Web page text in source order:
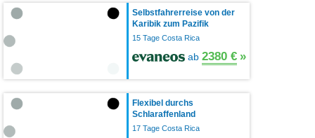
Selbstfahrerreise von der
Karibik zum Pazifik
15 Tage Costa Rica
ab 2380 € »
Flexibel durchs
Schlaraffenland
17 Tage Costa Rica